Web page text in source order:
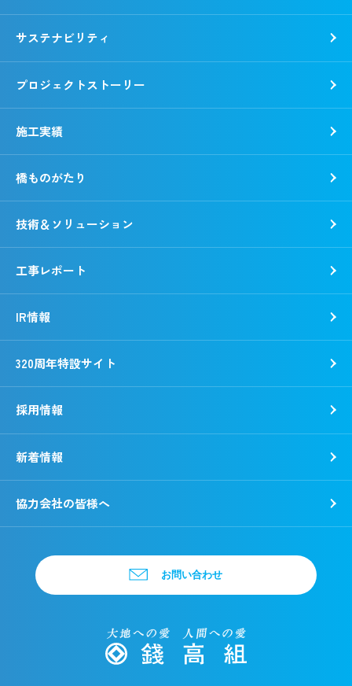
各種方針
動画で知る錢高組
事業所一覧
野村胡堂・あらえびす記念館
サステナビリティ
CSR報告書
社会
プロジェクトストーリー
施工実績
橋ものがたり
技術＆ソリューション
工事レポート
IR情報
320周年特設サイト
採用情報
新着情報
協力会社の皆様へ
お問い合わせ